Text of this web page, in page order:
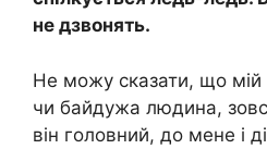
не дзвонять.
Не можу сказати, що мій
чи байдужа людина,
він головний, до мене і